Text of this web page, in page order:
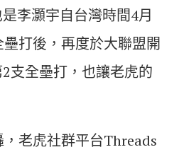
李灝宇自台灣時間4月
打後，再度於大聯盟開
支全壘打，也讓老虎的
老虎社群平台Threads